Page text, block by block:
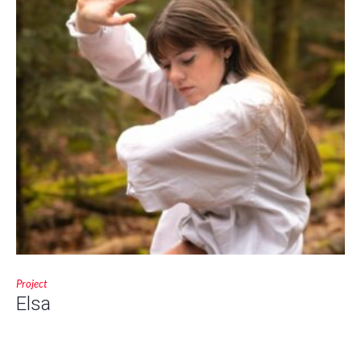
Project
Elsa